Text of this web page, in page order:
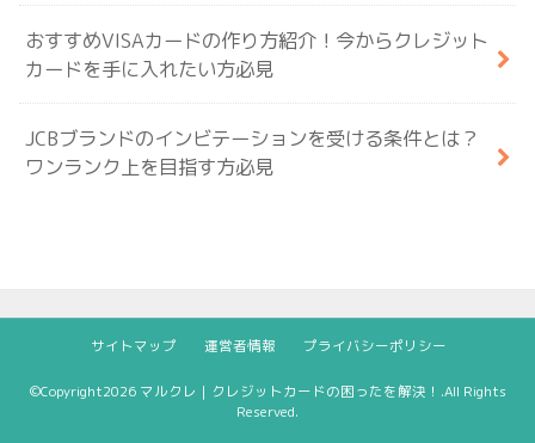
おすすめVISAカードの作り方紹介！今からクレジット
カードを手に入れたい方必見
JCBブランドのインビテーションを受ける条件とは？
ワンランク上を目指す方必見
サイトマップ 運営者情報 プライバシーポリシー
©Copyright2026 マルクレ｜クレジットカードの困ったを解決！ .All Rights
Reserved.